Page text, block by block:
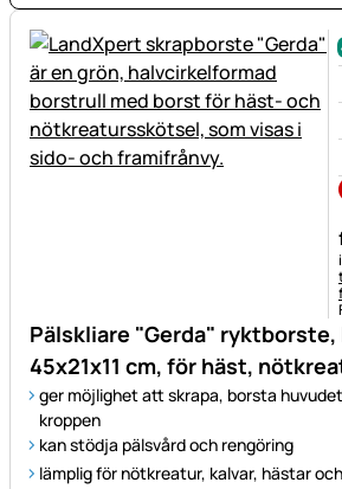
Pälskliare "Gerda"
45x21x11 cm, för häst,
ger möjlighet att skrapa, borsta
kroppen
kan stödja pälsvård och rengöring
lämplig för nötkreatur, kalvar, hästar